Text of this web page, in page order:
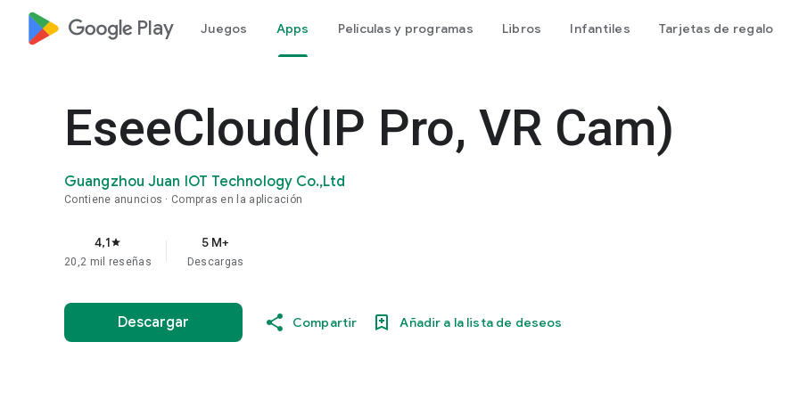
google_logo Play Juegos Apps Películas y programas Libros Infantiles Tarjetas de regalo
EseeCloud(IP Pro, VR Cam)
Guangzhou Juan IOT Technology Co.,Ltd
Contiene anuncios Compras en la aplicación
4,1star
20,2 mil reseñas
5 M+
Descargas
Descargar Compartir Añadir a la lista de deseos